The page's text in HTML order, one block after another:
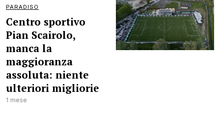
PARADISO
Centro sportivo
Pian Scairolo,
manca la
maggioranza
assoluta: niente
ulteriori migliorie
1 mese